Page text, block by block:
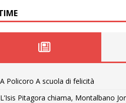
A Policoro A scuola di felicità
L’Isis Pitagora chiama, Montalbano